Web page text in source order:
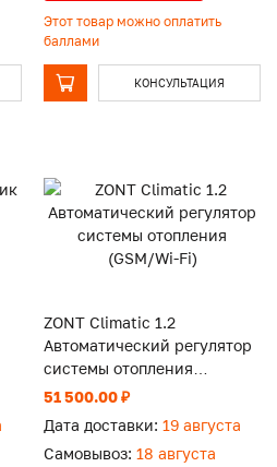
Этот товар можно оплатить
баллами
КОНСУЛЬТАЦИЯ
ZONT Climatic 1.2
Автоматический регулятор
системы отопления
(GSM/Wi-Fi)
51 500.00 ₽
Дата доставки: 19 августа
Самовывоз: 18 августа